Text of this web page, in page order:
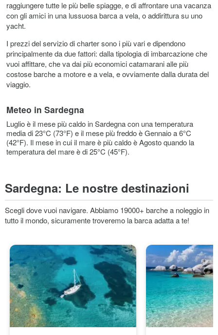
raggiungere tutte le più belle spiagge, e di affrontare una vacanza
con gli amici in una lussuosa barca a vela, o addirittura su uno
yacht.
I prezzi del servizio di charter sono i più vari e dipendono
principalmente da due fattori: dalla tipologia di imbarcazione che
vuoi affittare, che va dai più economici catamarani alle più
costose barche a motore e a vela, e ovviamente dalla durata del
viaggio.
Meteo in Sardegna
Luglio è il mese più caldo in Sardegna con una temperatura
media di 23°C (73°F) e il mese più freddo è Gennaio a 6°C
(42°F). Il mese in cui il mare è più caldo è Agosto quando la
temperatura del mare è di 25°C (45°F).
Sardegna: Le nostre destinazioni
Scegli dove vuoi navigare. Abbiamo 19000+ barche a noleggio in
tutto il mondo, sicuramente troveremo la barca adatta a te!